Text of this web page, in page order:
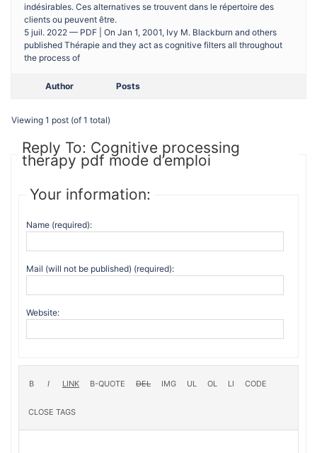
indésirables. Ces alternatives se trouvent dans le répertoire des
clients ou peuvent être.
5 juil. 2022 — PDF | On Jan 1, 2001, Ivy M. Blackburn and others
published Thérapie and they act as cognitive filters all throughout
the process of
Author Posts
Viewing 1 post (of 1 total)
Reply To: Cognitive processing
therapy pdf mode d’emploi
Your information:
Name (required):
Mail (will not be published) (required):
Website: